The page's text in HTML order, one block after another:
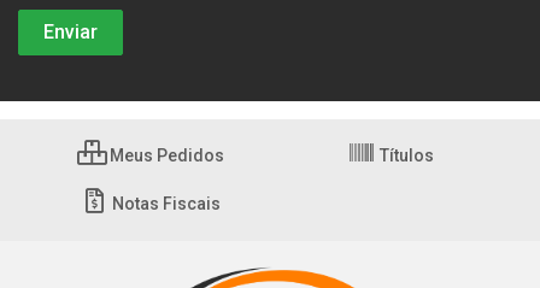
Meus Pedidos Títulos
Notas Fiscais